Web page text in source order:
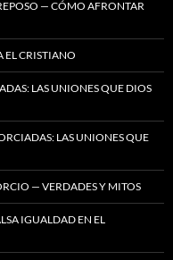
— CÓMO AFRONTAR
EL CRISTIANO
LAS UNIONES QUE DIOS
LAS UNIONES QUE
— VERDADES Y MITOS
IGUALDAD EN EL